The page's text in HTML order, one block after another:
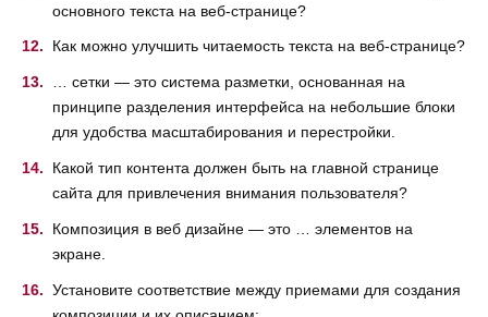
основного текста на веб-странице?
Как можно улучшить читаемость текста на веб-странице?
… сетки — это система разметки, основанная на
принципе разделения интерфейса на небольшие блоки
для удобства масштабирования и перестройки.
Какой тип контента должен быть на главной странице
сайта для привлечения внимания пользователя?
Композиция в веб дизайне — это … элементов на
экране.
Установите соответствие между приемами для создания